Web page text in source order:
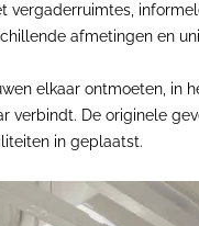
vergaderruimtes,
afmetingen en
elkaar ontmoeten,
verbindt. De originele
in geplaatst.